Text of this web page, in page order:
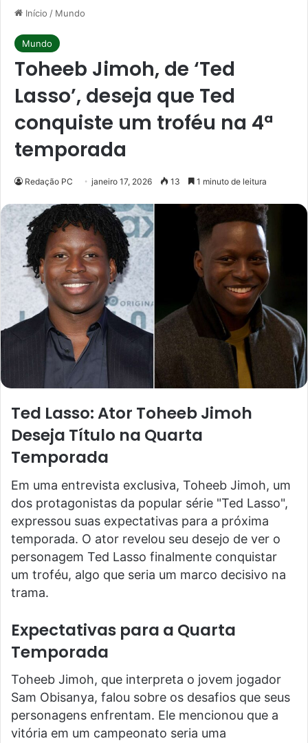
Início / Mundo
Mundo
Toheeb Jimoh, de ‘Ted
Lasso’, deseja que Ted
conquiste um troféu na 4ª
temporada
Redação PC janeiro 17, 2026 13 1 minuto de leitura
Ted Lasso: Ator Toheeb Jimoh
Deseja Título na Quarta
Temporada
Em uma entrevista exclusiva, Toheeb Jimoh, um
dos protagonistas da popular série "Ted Lasso",
expressou suas expectativas para a próxima
temporada. O ator revelou seu desejo de ver o
personagem Ted Lasso finalmente conquistar
um troféu, algo que seria um marco decisivo na
trama.
Expectativas para a Quarta
Temporada
Toheeb Jimoh, que interpreta o jovem jogador
Sam Obisanya, falou sobre os desafios que seus
personagens enfrentam. Ele mencionou que a
vitória em um campeonato seria uma